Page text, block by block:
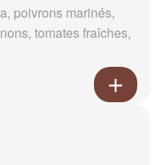
poivrons marinés,
tomates fraîches,